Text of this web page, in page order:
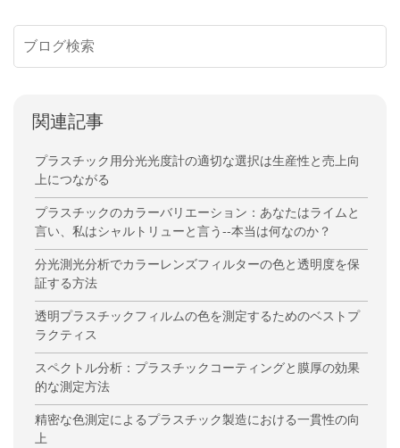
関連記事
プラスチック用分光光度計の適切な選択は生産性と売上向
上につながる
プラスチックのカラーバリエーション：あなたはライムと
言い、私はシャルトリューと言う--本当は何なのか？
分光測光分析でカラーレンズフィルターの色と透明度を保
証する方法
透明プラスチックフィルムの色を測定するためのベストプ
ラクティス
スペクトル分析：プラスチックコーティングと膜厚の効果
的な測定方法
精密な色測定によるプラスチック製造における一貫性の向
上